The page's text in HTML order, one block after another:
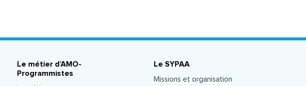
Le métier d’AMO-
Programmistes
Le SYPAA
Missions et organisation